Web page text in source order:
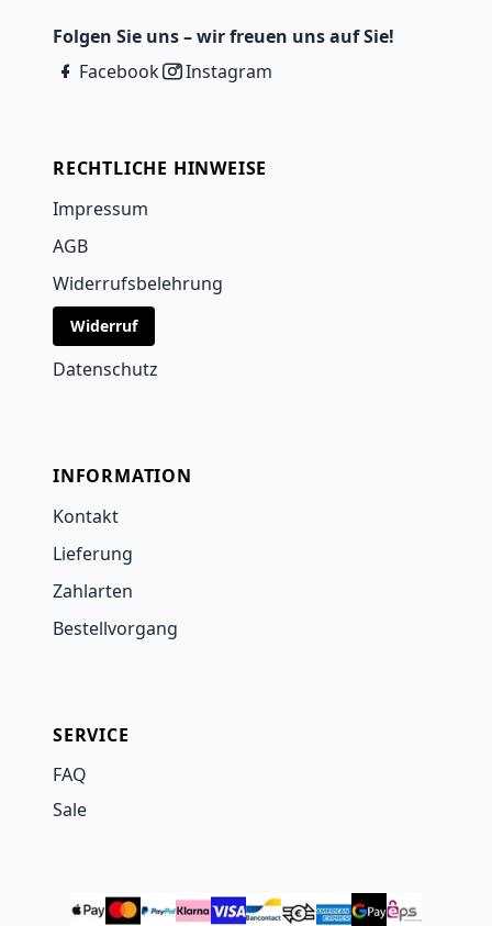
Folgen Sie uns – wir freuen uns auf Sie!
Facebook
Instagram
RECHTLICHE HINWEISE
Impressum
AGB
Widerrufsbelehrung
Widerruf
Datenschutz
INFORMATION
Kontakt
Lieferung
Zahlarten
Bestellvorgang
SERVICE
FAQ
Sale